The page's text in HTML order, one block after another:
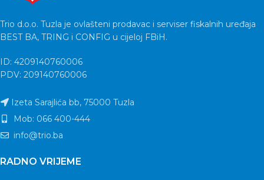
Trio d.o.o. Tuzla je ovlašteni prodavac i serviser fiskalnih uređaja
BEST BA, TRING i CONFIG u cijeloj FBiH.
ID: 4209140760006
PDV: 209140760006
Izeta Sarajlića bb, 75000 Tuzla
Mob: 066 400-444
info@trio.ba
RADNO VRIJEME